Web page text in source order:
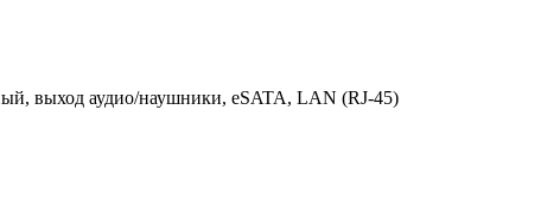
выход аудио/наушники, eSATA, LAN (RJ-45)